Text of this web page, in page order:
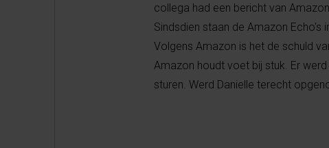
collega had een bericht van
Sindsdien staan de Amazon Echo's
Volgens Amazon is het de schuld
Amazon houdt voet bij stuk. Er
sturen. Werd Danielle terecht